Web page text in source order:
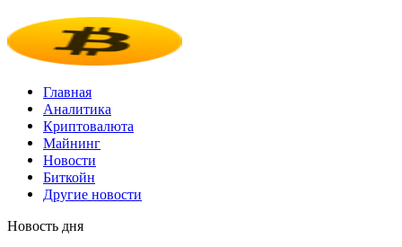
Главная
Аналитика
Криптовалюта
Майнинг
Новости
Биткойн
Другие новости
Новость дня